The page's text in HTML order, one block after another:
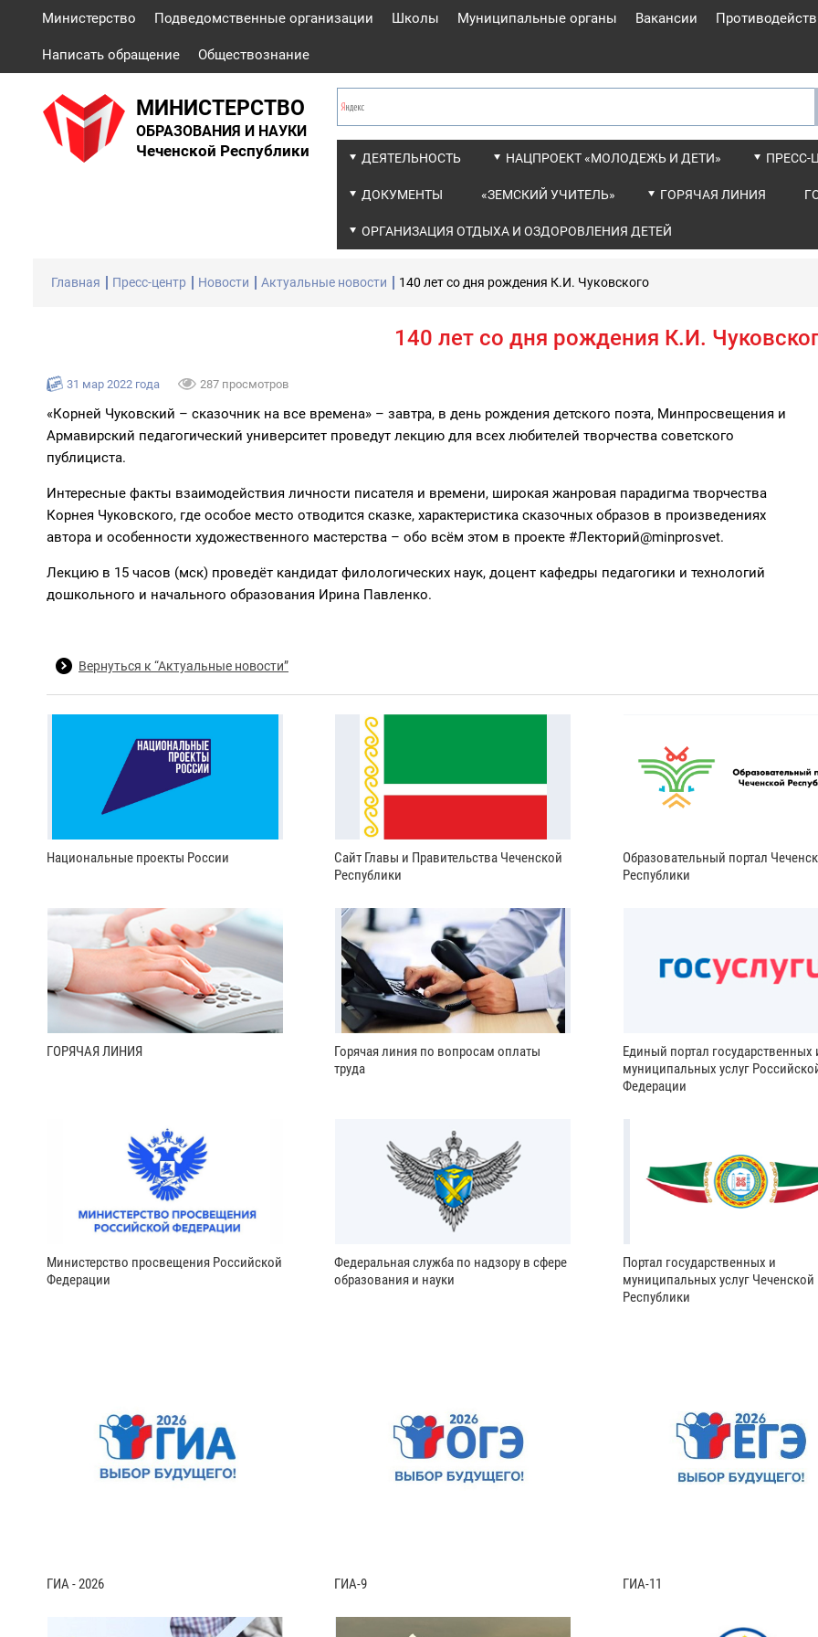
Министерство Подведомственные организации Школы Муниципальные органы Вакансии
Написать обращение Обществознание
МИНИСТЕРСТВО
ОБРАЗОВАНИЯ И НАУКИ
Чеченской Республики ДЕЯТЕЛЬНОСТЬ НАЦПРОЕКТ «МОЛОДЕЖЬ И ДЕТИ» ПРЕСС-
ДОКУМЕНТЫ «ЗЕМСКИЙ УЧИТЕЛЬ» ГОРЯЧАЯ ЛИНИЯ
ОРГАНИЗАЦИЯ ОТДЫХА И ОЗДОРОВЛЕНИЯ ДЕТЕЙ
Главная Пресс-центр Новости Актуальные новости 140 лет со дня рождения К.И. Чуковского
140 лет со дня рождения К.И.
31 мар 2022 года 287 просмотров
«Корней Чуковский – сказочник на все времена» – завтра, в день рождения детского поэта, Минпросвещения и
Армавирский педагогический университет проведут лекцию для всех любителей творчества советского
публициста.
Интересные факты взаимодействия личности писателя и времени, широкая жанровая парадигма творчества
Корнея Чуковского, где особое место отводится сказке, характеристика сказочных образов в произведениях
автора и особенности художественного мастерства – обо всём этом в проекте #Лекторий@minprosvet.
Лекцию в 15 часов (мск) проведёт кандидат филологических наук, доцент кафедры педагогики и технологий
дошкольного и начального образования Ирина Павленко.
Вернуться к “Актуальные новости”
Национальные проекты России
Сайт Главы и Правительства Чеченской
Республики
Образовательный портал
Республики
ГОРЯЧАЯ ЛИНИЯ
Горячая линия по вопросам оплаты
труда
Единый портал государственных
муниципальных услуг
Федерации
Министерство просвещения Российской
Федерации
Федеральная служба по надзору в сфере
образования и науки
Портал государственных и
муниципальных услуг Чеченской
Республики
ГИА - 2026 ГИА-9 ГИА-11